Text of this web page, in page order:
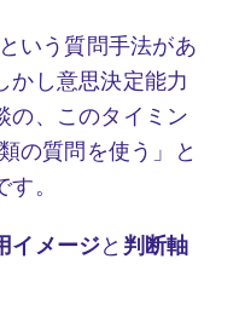
いう質問手法があ
かし意思決定能力
の、このタイミン
の質問を使う」と
。
イメージと 判断軸